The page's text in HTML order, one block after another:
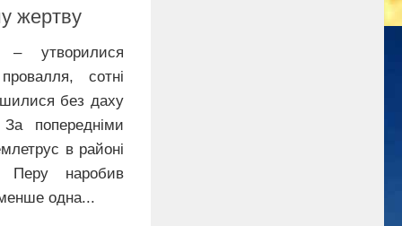
жертву
– утворилися
сотні
без даху
в районі
Перу наробив
одна...